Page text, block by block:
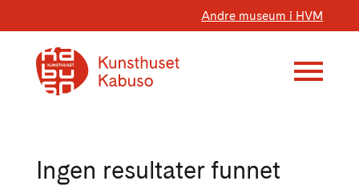
Andre museum i HVM
Ingen resultater funnet